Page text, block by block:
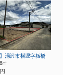
】湯沢市横堀字板橋
㎡